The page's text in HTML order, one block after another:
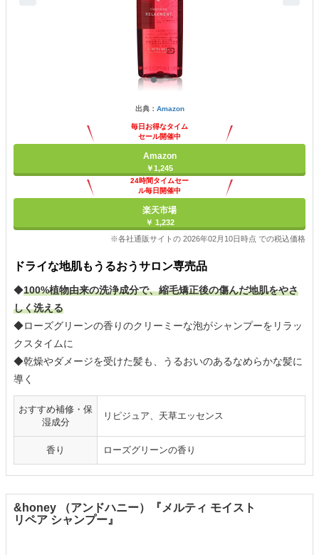
出典： Amazon
毎日お得なタイム
セール開催中
Amazon
￥1,245
24時間タイムセー
ル毎日開催中
楽天市場
￥ 1,232
※各社通販サイトの 2026年02月10日時点 での税込価格
ドライな地肌もうるおうサロン専売品
◆100%植物由来の洗浄成分で、縮毛矯正後の傷んだ地肌をやさ
しく洗える
◆ローズグリーンの香りのクリーミーな泡がシャンプーをリラッ
クスタイムに
◆乾燥やダメージを受けた髪も、うるおいのあるなめらかな髪に
導く
おすすめ補修・保
湿成分
リピジュア、天草エッセンス
香り ローズグリーンの香り
&honey （アンドハニー）『メルティ モイスト
リペア シャンプー』